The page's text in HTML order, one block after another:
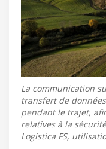
La communication
transfert de
pendant le trajet,
relatives à la
Logistica FS,